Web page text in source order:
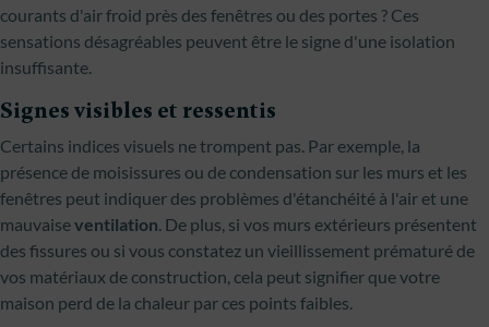
courants d'air froid près des fenêtres ou des portes ? Ces
sensations désagréables peuvent être le signe d'une isolation
insuffisante.
Signes visibles et ressentis
Certains indices visuels ne trompent pas. Par exemple, la
présence de moisissures ou de condensation sur les murs et les
fenêtres peut indiquer des problèmes d'étanchéité à l'air et une
mauvaiseventilation. De plus, si vos murs extérieurs présentent
des fissures ou si vous constatez un vieillissement prématuré de
vos matériaux de construction, cela peut signifier que votre
maison perd de la chaleur par ces points faibles.